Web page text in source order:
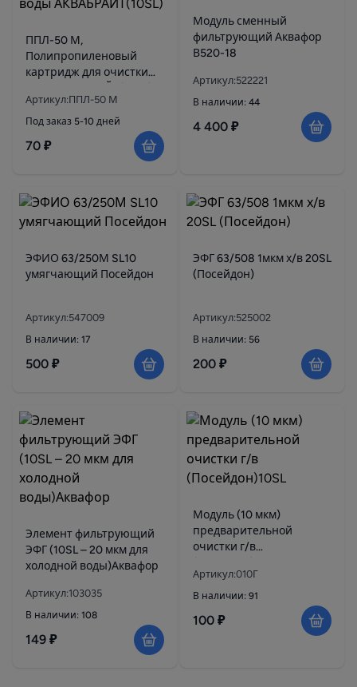
ППЛ-50 М,
Полипропиленовый
картридж для очистки
Артикул:ППЛ-50 М
Под заказ 5-10 дней
70 ₽
Модуль сменный
фильтрующий Аквафор
В520-18
Артикул:522221
В наличии: 44
4 400 ₽
ЭФИО 63/250М SL10
умягчающий Посейдон
Артикул:547009
В наличии: 17
500 ₽
ЭФГ 63/508 1мкм х/в 20SL
(Посейдон)
Артикул:525002
В наличии: 56
200 ₽
Элемент фильтрующий
ЭФГ (10SL – 20 мкм для
холодной воды)Аквафор
Артикул:103035
В наличии: 108
149 ₽
Модуль (10 мкм)
предварительной
очистки г/в
Артикул:010Г
В наличии: 91
100 ₽